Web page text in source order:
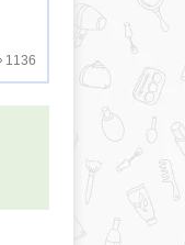
1136